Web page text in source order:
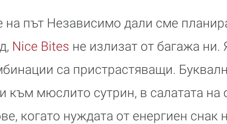
път Независимо дали сме
Nice Bites не излизат от багажа ни.
са пристрастяващи.
към мюслито сутрин, в салатата на
когато нуждата от енергиен снак